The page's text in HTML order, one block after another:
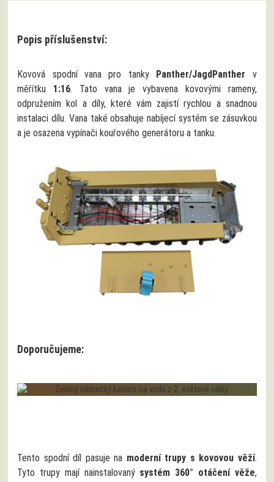
Popis příslušenství:
Kovová spodní vana pro tanky Panther/JagdPanther v
měřítku 1:16. Tato vana je vybavena kovovými rameny,
odpružením kol a díly, které vám zajistí rychlou a snadnou
instalaci dílu. Vana také obsahuje nabíjecí systém se zásuvkou
a je osazena vypínači kouřového generátoru a tanku.
Doporučujeme:
Tento spodní díl pasuje na moderní trupy s kovovou věží.
Tyto trupy mají nainstalovaný systém 360° otáčení věže,